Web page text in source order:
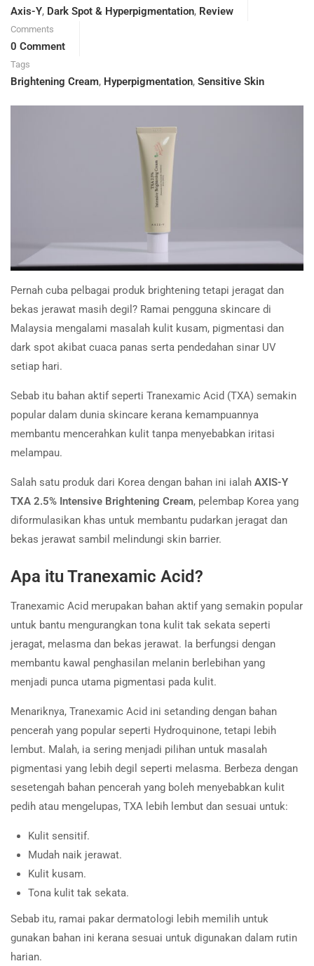
Axis-Y, Dark Spot & Hyperpigmentation, Review
Comments
0 Comment
Tags
Brightening Cream, Hyperpigmentation, Sensitive Skin
Pernah cuba pelbagai produk brightening tetapi jeragat dan
bekas jerawat masih degil? Ramai pengguna skincare di
Malaysia mengalami masalah kulit kusam, pigmentasi dan
dark spot akibat cuaca panas serta pendedahan sinar UV
setiap hari.
Sebab itu bahan aktif seperti Tranexamic Acid (TXA) semakin
popular dalam dunia skincare kerana kemampuannya
membantu mencerahkan kulit tanpa menyebabkan iritasi
melampau.
Salah satu produk dari Korea dengan bahan ini ialah AXIS-Y
TXA 2.5% Intensive Brightening Cream, pelembap Korea yang
diformulasikan khas untuk membantu pudarkan jeragat dan
bekas jerawat sambil melindungi skin barrier.
Apa itu Tranexamic Acid?
Tranexamic Acid merupakan bahan aktif yang semakin popular
untuk bantu mengurangkan tona kulit tak sekata seperti
jeragat, melasma dan bekas jerawat. Ia berfungsi dengan
membantu kawal penghasilan melanin berlebihan yang
menjadi punca utama pigmentasi pada kulit.
Menariknya, Tranexamic Acid ini setanding dengan bahan
pencerah yang popular seperti Hydroquinone, tetapi lebih
lembut. Malah, ia sering menjadi pilihan untuk masalah
pigmentasi yang lebih degil seperti melasma. Berbeza dengan
sesetengah bahan pencerah yang boleh menyebabkan kulit
pedih atau mengelupas, TXA lebih lembut dan sesuai untuk:
Kulit sensitif.
Mudah naik jerawat.
Kulit kusam.
Tona kulit tak sekata.
Sebab itu, ramai pakar dermatologi lebih memilih untuk
gunakan bahan ini kerana sesuai untuk digunakan dalam rutin
harian.